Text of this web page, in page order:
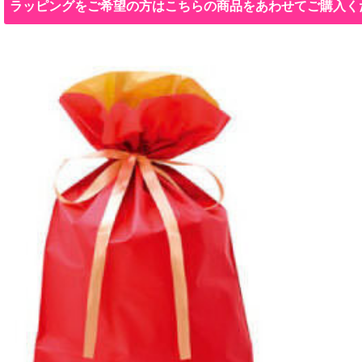
ラッピングをご希望の方はこちらの商品をあわせてご購入